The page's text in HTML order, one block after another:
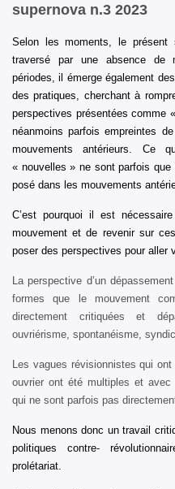
supernova n.3 2023
Selon les moments, le présent
traversé par une absence de
périodes, il émerge également
des pratiques, cherchant à
perspectives présentées comme
néanmoins parfois empreintes
mouvements antérieurs. Ce
« nouvelles » ne sont parfois
posé dans les mouvements
C’est pourquoi il est
mouvement et de revenir sur
poser des perspectives pour aller
La perspective d’un
formes que le mouvement
directement critiquées et
ouvriérisme, spontanéisme,
Les vagues révisionnistes qui
ouvrier ont été multiples et avec
qui ne sont parfois pas
Nous menons donc un travail
politiques contre-
prolétariat.